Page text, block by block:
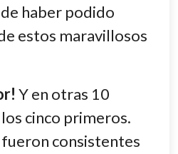
haber podido
estos maravillosos
Y en otras 10
cinco primeros.
consistentes